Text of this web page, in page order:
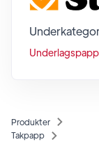
Produkter
Takpapp
Underlagspapp